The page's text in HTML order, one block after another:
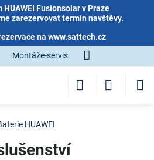
Fusionsolar v Praze
zarezervovat termín navštěvy.
na www.sattech.cz
Montáže-servis
HUAWEI